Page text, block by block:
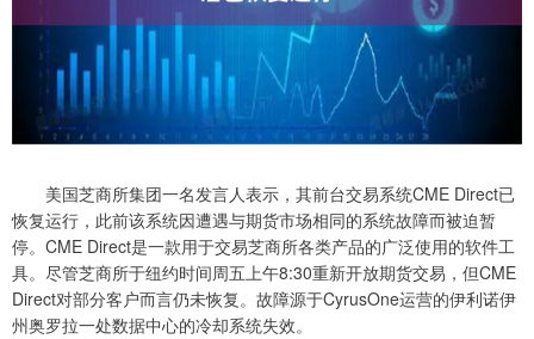
美国芝商所集团一名发言人表示，其前台交易系统CME Direct已
恢复运行，此前该系统因遭遇与期货市场相同的系统故障而被迫暂
停。CME Direct是一款用于交易芝商所各类产品的广泛使用的软件工
具。尽管芝商所于纽约时间周五上午8:30重新开放期货交易，但CME
Direct对部分客户而言仍未恢复。故障源于CyrusOne运营的伊利诺伊
州奥罗拉一处数据中心的冷却系统失效。